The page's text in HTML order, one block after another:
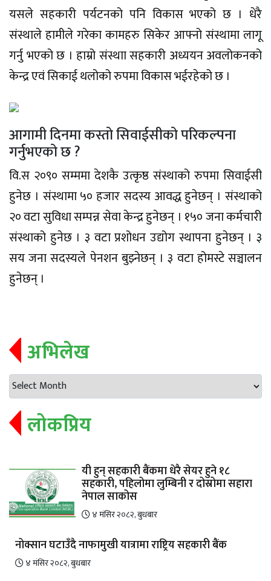
यसले सहकारी पर्यटनको पनि विकास भएको छ । धेरै
संस्थाले हामीले गरेका कामहरु सिकेर आफ्नो संस्थामा लागू
गर्नु भएको छ । हाम्रो संस्थाा सहकारी अध्ययन अवलोकनको
केन्द्र एवं सिकाई थलोको रुपमा विकास भईरहेको छ ।
आगामी दिनमा कस्तो सिवाईसीको परिकल्पना
गर्नुभएको छ ?
वि.स २०९० सम्ममा देशकै उत्कृष्ठ संस्थाको रुपमा सिवाईसी
हुनेछ । संस्थामा ५० हजार सदस्य आवद्ध हुनेछन् । संस्थाको
२० वटा सुविधा सम्पन्न सेवा केन्द्र हुनेछन् । १५० जना कर्मचारी
संस्थाको हुनेछ । ३ वटा प्रशोधन उद्योग स्थापना हुनेछन् । ३
सय जना सदस्यले पेनशन बुझ्नेछन् । ३ वटा होमस्टे सञ्चालन
हुनेछन् ।
अभिलेख
लोकप्रिय
यी हुन् सहकारी बैंकमा धेरै सेयर हुने १८
सहकारी, पहिलोमा लुम्बिनी र दोस्रोमा सहारा
नेपाल साकोस
४ मंसिर २०८२, बुधबार
नोक्सान घटाउँदै नाफामुखी यात्रामा राष्ट्रिय सहकारी बैंक
४ मंसिर २०८२, बुधबार